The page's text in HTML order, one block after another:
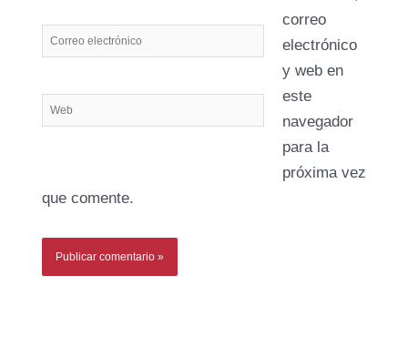
Correo
electrónico
Web
correo
electrónico
y web en
este
navegador
para la
próxima vez
que comente.